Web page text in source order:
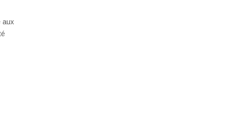
aux